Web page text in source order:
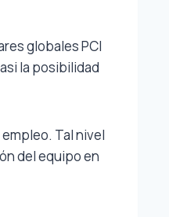
globales PCI
la posibilidad
Tal nivel
del equipo en